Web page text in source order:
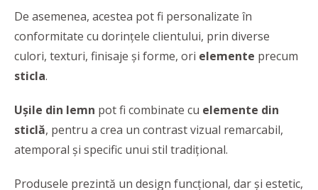
De asemenea, acestea pot fi personalizate în
conformitate cu dorinţele clientului, prin diverse
culori, texturi, finisaje şi forme, ori elemente precum
sticla.
Ușile din lemn pot fi combinate cu elemente din
sticlă, pentru a crea un contrast vizual remarcabil,
atemporal şi specific unui stil tradiţional.
Produsele prezintă un design funcțional, dar şi estetic,